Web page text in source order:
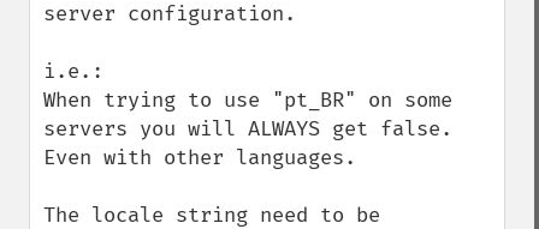
server configuration.
i.e.:
When trying to use "pt_BR" on some
servers you will ALWAYS get false.
Even with other languages.
The locale string need to be